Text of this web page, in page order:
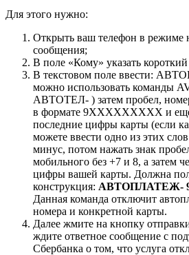
Для этого нужно:
Открыть ваш телефон в
сообщения;
В поле «Кому» указать
В текстовом поле ввести:
можно использовать команды
АВТОТЕЛ- ) затем пробел,
в формате 9ХХХХХХХХХ и еще
последние цифры карты (если
можете ввести одно из этих
минус, потом нажать знак
мобильного без +7 и 8, а затем
цифры вашей карты. Должна
конструкция: АВТОПЛАТЕЖ-
Данная команда отключит
номера и конкретной карты.
Далее жмите на кнопку
ждите ответное сообщение с
Сбербанка о том, что услуга